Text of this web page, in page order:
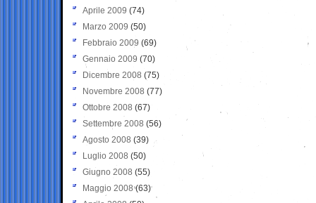
Aprile 2009 (74)
Marzo 2009 (50)
Febbraio 2009 (69)
Gennaio 2009 (70)
Dicembre 2008 (75)
Novembre 2008 (77)
Ottobre 2008 (67)
Settembre 2008 (56)
Agosto 2008 (39)
Luglio 2008 (50)
Giugno 2008 (55)
Maggio 2008(63)